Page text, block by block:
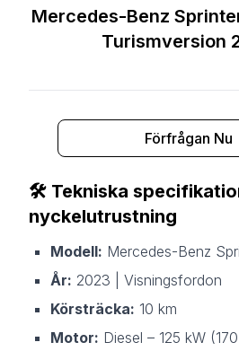
Mercedes-Benz
Turismversion
Förfrågan Nu
🛠️ Tekniska
nyckelutrustning
Modell: Mercedes-Benz
År: 2023 | Visningsfordon
Körsträcka: 10 km
Motor: Diesel – 125 kW